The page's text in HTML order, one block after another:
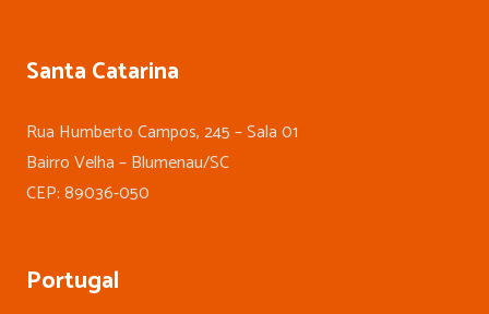
Santa Catarina
Rua Humberto Campos, 245 – Sala 01
Bairro Velha – Blumenau/SC
CEP: 89036-050
Portugal